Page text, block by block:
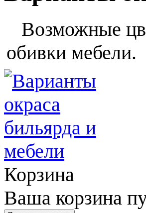
Возможные
обивки мебели.
Корзина
Ваша корзина